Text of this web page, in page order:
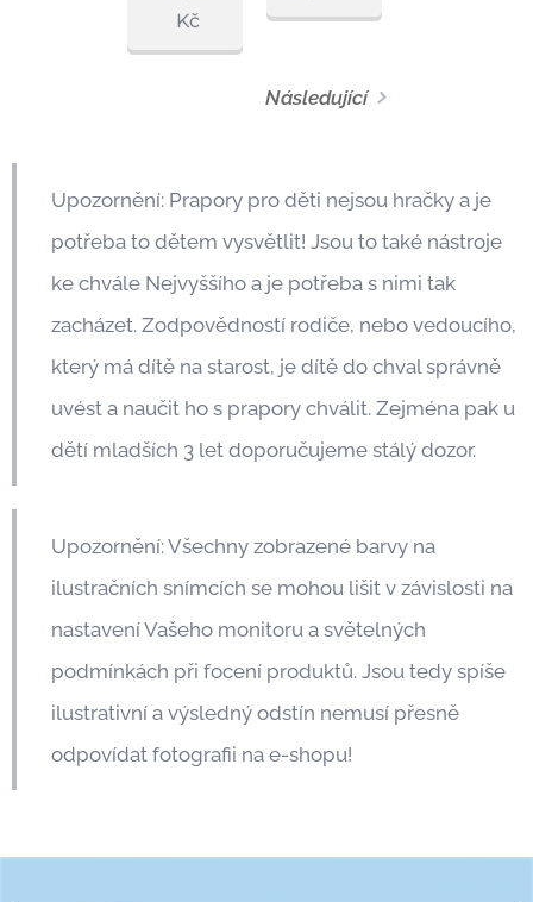
Kč
Následující
Upozornění: Prapory pro děti nejsou hračky a je
potřeba to dětem vysvětlit! Jsou to také nástroje
ke chvále Nejvyššího a je potřeba s nimi tak
zacházet. Zodpovědností rodiče, nebo vedoucího,
který má dítě na starost, je dítě do chval správně
uvést a naučit ho s prapory chválit. Zejména pak u
dětí mladších 3 let doporučujeme stálý dozor.
Upozornění: Všechny zobrazené barvy na
ilustračních snímcích se mohou lišit v závislosti na
nastavení Vašeho monitoru a světelných
podmínkách při focení produktů. Jsou tedy spíše
ilustrativní a výsledný odstín nemusí přesně
odpovídat fotografii na e-shopu!